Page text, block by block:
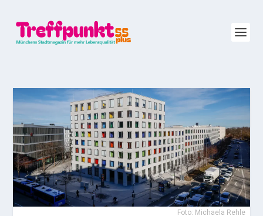
Foto: Michaela Rehle